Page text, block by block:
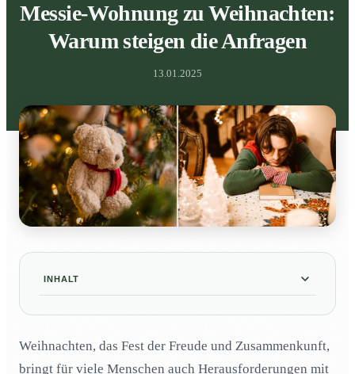
Messie-Wohnung zu Weihnachten:
Warum steigen die Anfragen
13.01.2025
INHALT
Warum führt Einsamkeit zu Weihnachten häufig
Weihnachten, das Fest der Freude und Zusammenkunft,
bringt für viele Menschen auch Herausforderungen mit